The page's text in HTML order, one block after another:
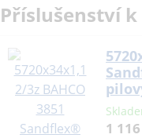
Příslušenství k
1